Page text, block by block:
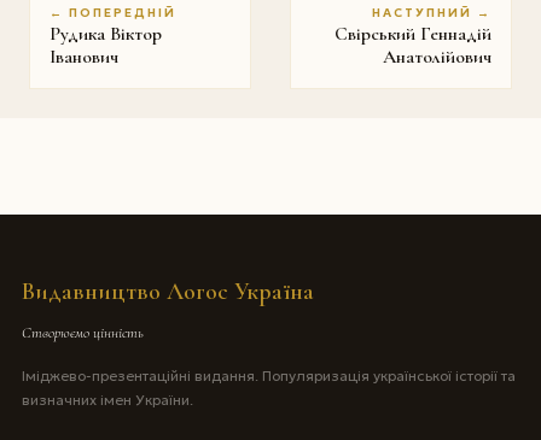
← ПОПЕРЕДНІЙ
Рудика Віктор
Іванович
НАСТУПНИЙ →
Свірський Геннадій
Анатолійович
Видавництво Логос Україна
Створюємо цінність
Іміджево-презентаційні видання. Популяризація української історії та
визначних імен України.